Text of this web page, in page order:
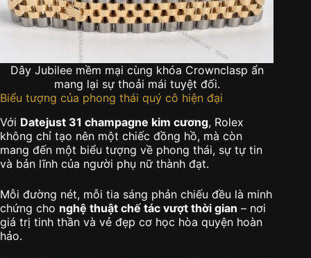
Dây Jubilee mềm mại cùng khóa Crownclasp ẩn
mang lại sự thoải mái tuyệt đối.
Biểu tượng của phong thái quý cô hiện đại
Với Datejust 31 champagne kim cương, Rolex
không chỉ tạo nên một chiếc đồng hồ, mà còn
mang đến một biểu tượng về phong thái, sự tự tin
và bản lĩnh của người phụ nữ thành đạt.
Mỗi đường nét, mỗi tia sáng phản chiếu đều là minh
chứng cho nghệ thuật chế tác vượt thời gian – nơi
giá trị tinh thần và vẻ đẹp cơ học hòa quyện hoàn
hảo.